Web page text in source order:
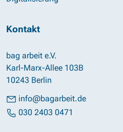
Kontakt
bag arbeit e.V.
Karl-Marx-Allee 103B
10243 Berlin
info@bagarbeit.de
030 2403 0471